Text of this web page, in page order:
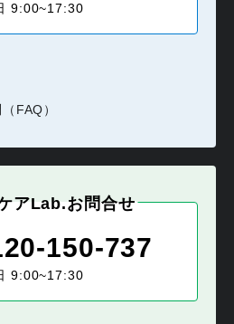
9:00~17:30
FAQ）
アLab.お問合せ
150-737
9:00~17:30